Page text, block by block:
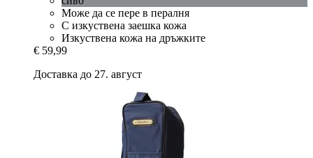
Може да се пере в пералня
С изкуствена заешка кожа
Изкуствена кожа на дръжките
€ 59,99
Доставка до 27. август